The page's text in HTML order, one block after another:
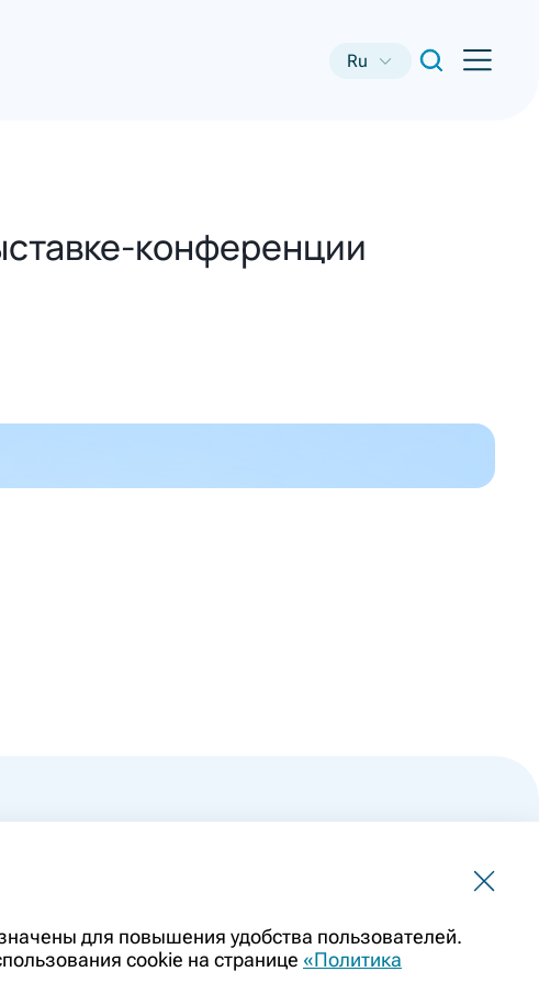
Ru
конференции
не должна использоваться для самостоятельной
служить заменой очной консультации врача. Перед применением
препарата. Информация о лекарственных
для повышения удобства пользователей.
cookie на странице «Политика